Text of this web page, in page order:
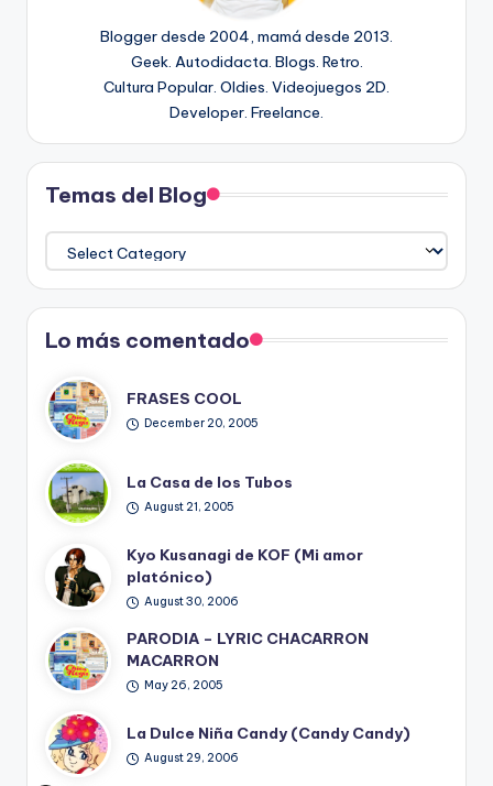
Blogger desde 2004, mamá desde 2013.
Geek. Autodidacta. Blogs. Retro.
Cultura Popular. Oldies. Videojuegos 2D.
Developer. Freelance.
Temas del Blog
del
Blog
Lo más comentado
FRASES COOL
December 20, 2005
La Casa de los Tubos
August 21, 2005
Kyo Kusanagi de KOF (Mi amor
platónico)
August 30, 2006
PARODIA – LYRIC CHACARRON
MACARRON
May 26, 2005
La Dulce Niña Candy (Candy Candy)
August 29, 2006